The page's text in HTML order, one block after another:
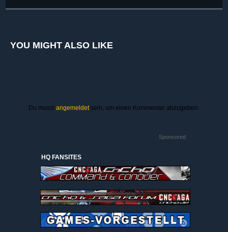
YOU MIGHT ALSO LIKE
Du musst angemeldetsein, um einen Kommentar abzugeben.
Sponsored
HQ FANSITES